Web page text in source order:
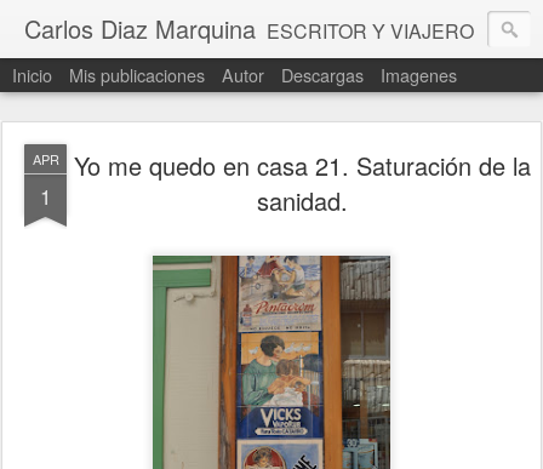
Carlos Diaz Marquina ESCRITOR Y VIAJERO
Inicio Mis publicaciones Autor Descargas Imagenes
APR
1
Yo me quedo en casa 21. Saturación de la
sanidad.